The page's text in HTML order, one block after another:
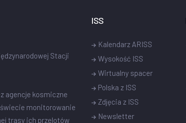
Stacji
agencje kosmiczne
monitorowanie
trasy ich przelotów
ISS
Kalendarz ARISS
Wysokość ISS
Wirtualny spacer
Polska z ISS
Zdjęcia z ISS
Newsletter